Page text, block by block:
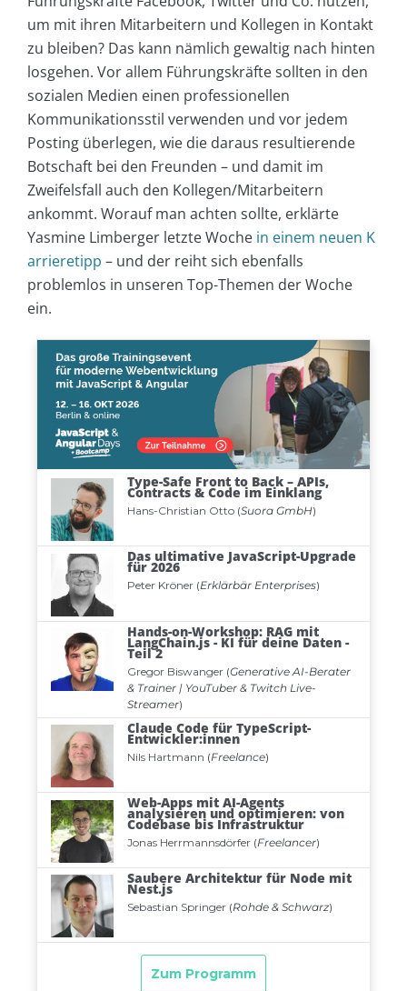
um mit ihren Mitarbeitern und Kollegen in Kontakt
zu bleiben? Das kann nämlich gewaltig nach hinten
losgehen. Vor allem Führungskräfte sollten in den
sozialen Medien einen professionellen
Kommunikationsstil verwenden und vor jedem
Posting überlegen, wie die daraus resultierende
Botschaft bei den Freunden – und damit im
Zweifelsfall auch den Kollegen/Mitarbeitern
ankommt. Worauf man achten sollte, erklärte
Yasmine Limberger letzte Woche in einem neuen K
arrieretipp – und der reiht sich ebenfalls
problemlos in unseren Top-Themen der Woche
ein.